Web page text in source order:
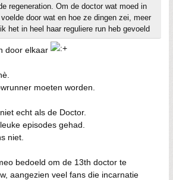
regeneration. Om de doctor wat moed in
door wat en hoe ze dingen zei, meer
het in heel haar reguliere run heb gevoeld
door elkaar
moeten worden.
echt als de Doctor.
episodes gehad.
niet.
bedoeld om de 13th doctor te
aangezien veel fans die incarnatie